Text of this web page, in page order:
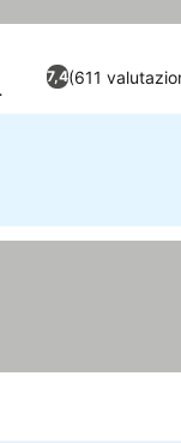
7,4(611